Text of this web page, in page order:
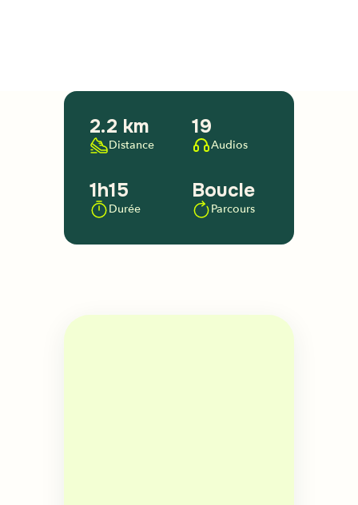
2.2 km
Distance
19
Audios
1h15
Durée
Boucle
Parcours